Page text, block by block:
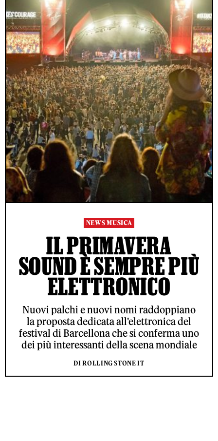
NEWS MUSICA
IL PRIMAVERA
SOUND È SEMPRE PIÙ
ELETTRONICO
Nuovi palchi e nuovi nomi raddoppiano
la proposta dedicata all'elettronica del
festival di Barcellona che si conferma uno
dei più interessanti della scena mondiale
DI ROLLING STONE IT